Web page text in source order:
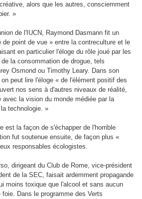
alors que les autres, consciemment
»
de l'IUCN, Raymond Dasmann fit un
de point de vue » entre la contreculture et le
en particulier l'éloge du rôle joué par les
la consommation de drogue, tels
Osmond ou Timothy Leary. Dans son
peut lire l'éloge « de l'élément positif des
nos sens à d'autres niveaux de réalité,
la vision du monde médiée par la
technologie. »
est la façon de s'échapper de l'horrible
fut soutenue ensuite, de façon plus «
responsables écologistes.
dirigeant du Club de Rome, vice-président
de la SEC, faisait ardemment propagande
moins toxique que l'alcool et sans aucun
Dans le programme des Verts